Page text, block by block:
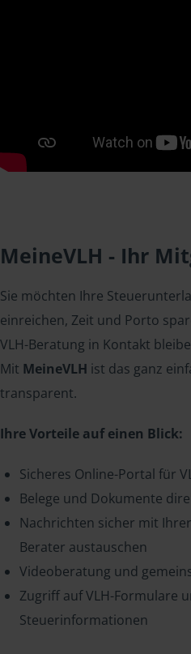
MeineVLH - Ihr
Sie möchten Ihre
einreichen, Zeit und Porto
VLH-Beratung in Kontakt
Mit MeineVLH ist das ganz
transparent.
Ihre Vorteile auf einen Blick:
Sicheres Online-Portal für
Belege und Dokumente
Nachrichten sicher mit
Berater austauschen
Videoberatung und
Zugriff auf VLH-Formulare
Steuerinformationen